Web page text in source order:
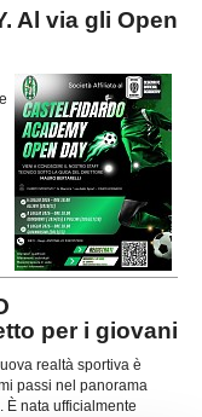
Al via gli Open
per i giovani
realtà sportiva è
passi nel panorama
È nata ufficialmente